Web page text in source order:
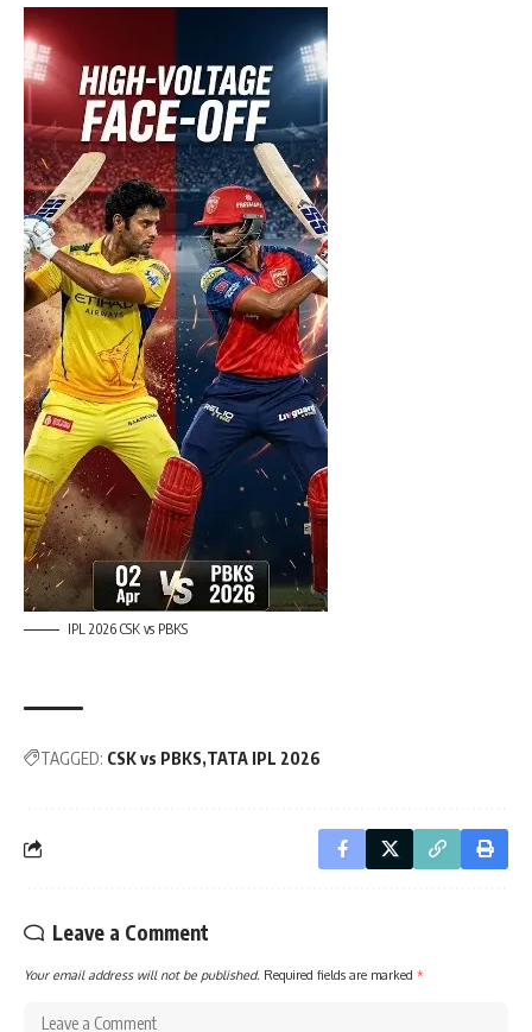
IPL 2026 CSK vs PBKS
TAGGED: CSK vs PBKS TATA IPL 2026
Leave a Comment
Your email address will not be published. Required fields are marked *